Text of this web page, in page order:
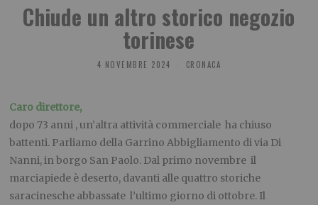
Chiude un altro storico negozio
torinese
4 NOVEMBRE 2024 CRONACA
Caro direttore,
dopo 73 anni , un’altra attività commerciale ha chiuso
battenti. Parliamo della Garrino Abbigliamento di via Di
Nanni, in borgo San Paolo. Dal primo novembre il
marciapiede è deserto, davanti alle quattro storiche
saracinesche abbassate l’ultimo giorno di ottobre. Il